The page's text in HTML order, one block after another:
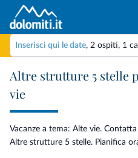
Inserisci qui le date, 2 ospiti, 1
Altre strutture 5 stelle
vie
Vacanze a tema: Alte vie.
Altre strutture 5 stelle. Pianifica